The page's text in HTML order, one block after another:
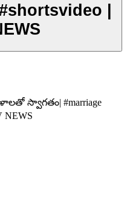
|
స్వాగతం| #marriage
NEWS